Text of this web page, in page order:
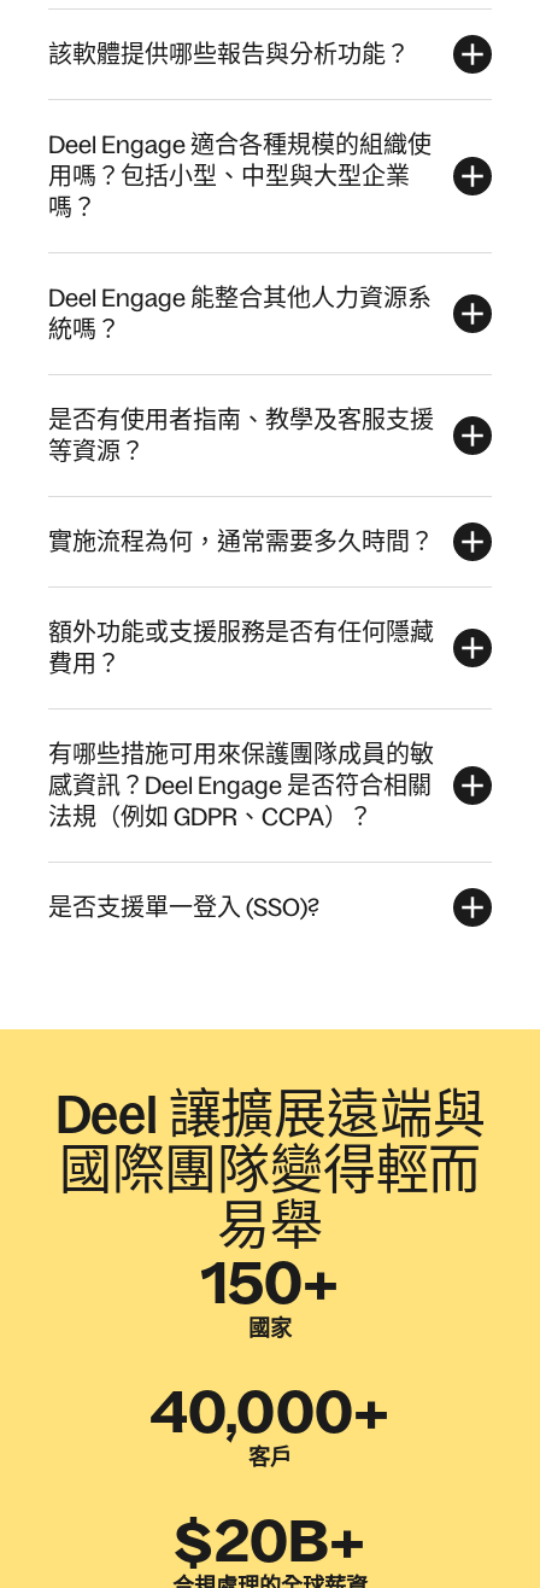
該軟體提供哪些報告與分析功能？
Deel Engage 適合各種規模的組織使
用嗎？包括小型、中型與大型企業
嗎？
Deel Engage 能整合其他人力資源系
統嗎？
是否有使用者指南、教學及客服支援
等資源？
實施流程為何，通常需要多久時間？
額外功能或支援服務是否有任何隱藏
費用？
有哪些措施可用來保護團隊成員的敏
感資訊？Deel Engage 是否符合相關
法規（例如 GDPR、CCPA）？
是否支援單一登入 (SSO)?
Deel 讓擴展遠端與
國際團隊變得輕而
易舉
150+
國家
40,000+
客戶
$20B+